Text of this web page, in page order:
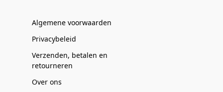
Algemene voorwaarden
Privacybeleid
Verzenden, betalen en
retourneren
Over ons